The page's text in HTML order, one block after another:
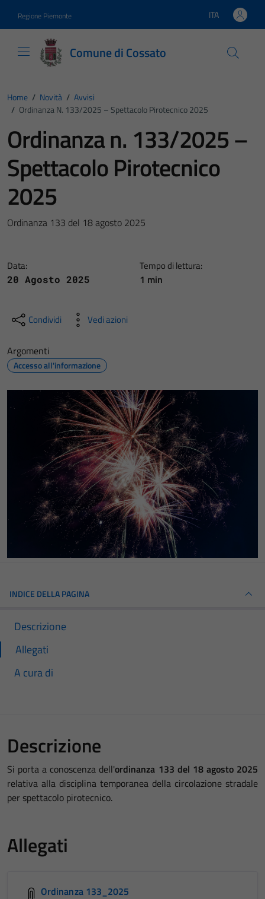
Regione Piemonte Lingua attiva:
ITA
Comune di Cossato
Home / Novità / Avvisi
/ Ordinanza N. 133/2025 – Spettacolo Pirotecnico 2025
Ordinanza n. 133/2025 –
Spettacolo Pirotecnico
2025
Ordinanza 133 del 18 agosto 2025
Data:
20 Agosto 2025
Tempo di lettura:
1 min
Condividi Vedi azioni
Argomenti
Accesso all'informazione
INDICE DELLA PAGINA
Descrizione
Allegati
A cura di
Descrizione
Si porta a conoscenza dell'ordinanza 133 del 18 agosto 2025
relativa alla disciplina temporanea della circolazione stradale
per spettacolo pirotecnico.
Allegati
Ordinanza 133_2025